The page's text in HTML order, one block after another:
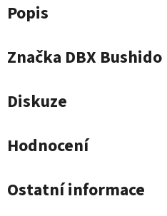
Popis
Značka DBX Bushido
Diskuze
Hodnocení
Ostatní informace